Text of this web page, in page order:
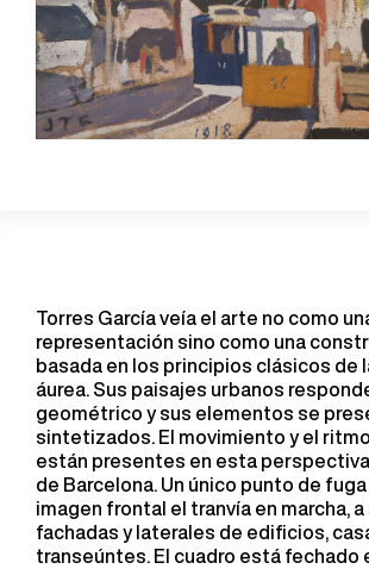
Torres García veía el arte no como
representación sino como una
basada en los principios clásicos de
áurea. Sus paisajes urbanos
geométrico y sus elementos se
sintetizados. El movimiento y el
están presentes en esta perspectiva
de Barcelona. Un único punto de
imagen frontal el tranvía en marcha,
fachadas y laterales de edificios,
transeúntes. El cuadro está fechado